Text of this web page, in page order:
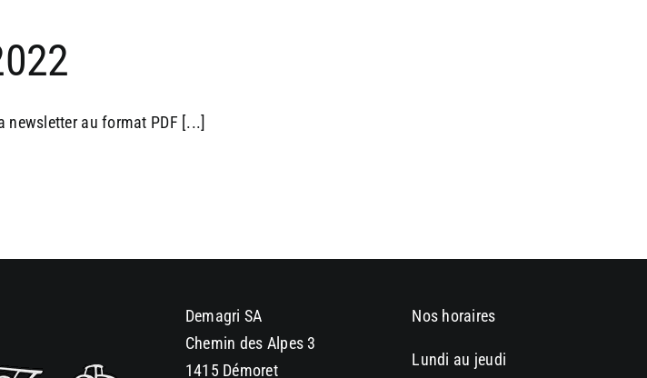
newsletter au format PDF [...]
Demagri SA
Chemin des Alpes 3
1415 Démoret
Nos horaires
Lundi au jeudi